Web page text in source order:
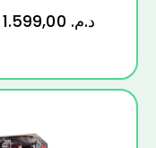
د.م.